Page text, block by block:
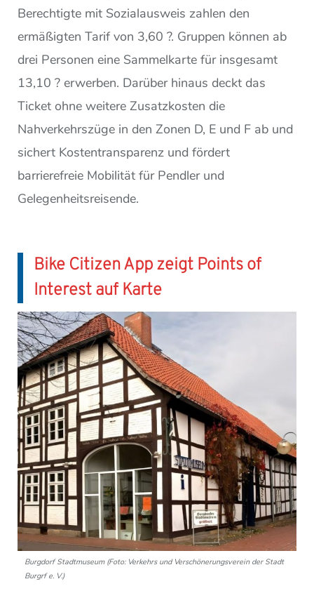
Berechtigte mit Sozialausweis zahlen den
ermäßigten Tarif von 3,60 ?. Gruppen können ab
drei Personen eine Sammelkarte für insgesamt
13,10 ? erwerben. Darüber hinaus deckt das
Ticket ohne weitere Zusatzkosten die
Nahverkehrszüge in den Zonen D, E und F ab und
sichert Kostentransparenz und fördert
barrierefreie Mobilität für Pendler und
Gelegenheitsreisende.
Bike Citizen App zeigt Points of
Interest auf Karte
Burgdorf Stadtmuseum (Foto: Verkehrs und Verschönerungsverein der Stadt
Burgrf e. V.)